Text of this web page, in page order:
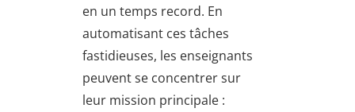
en un temps record. En
automatisant ces tâches
fastidieuses, les enseignants
peuvent se concentrer sur
leur mission principale :